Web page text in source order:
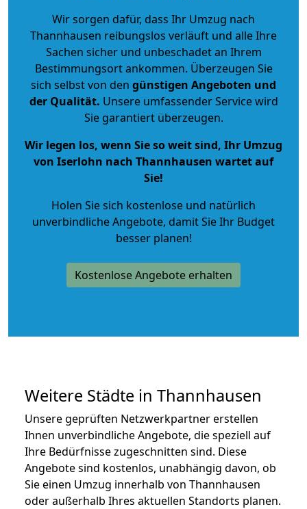
Wir sorgen dafür, dass Ihr Umzug nach
Thannhausen reibungslos verläuft und alle Ihre
Sachen sicher und unbeschadet an Ihrem
Bestimmungsort ankommen. Überzeugen Sie
sich selbst von den günstigen Angeboten und
der Qualität. Unsere umfassender Service wird
Sie garantiert überzeugen.
Wir legen los, wenn Sie so weit sind, Ihr Umzug
von Iserlohn nach Thannhausen wartet auf
Sie!
Holen Sie sich kostenlose und natürlich
unverbindliche Angebote, damit Sie Ihr Budget
besser planen!
Kostenlose Angebote erhalten
Weitere Städte in Thannhausen
Unsere geprüften Netzwerkpartner erstellen
Ihnen unverbindliche Angebote, die speziell auf
Ihre Bedürfnisse zugeschnitten sind. Diese
Angebote sind kostenlos, unabhängig davon, ob
Sie einen Umzug innerhalb von Thannhausen
oder außerhalb Ihres aktuellen Standorts planen.